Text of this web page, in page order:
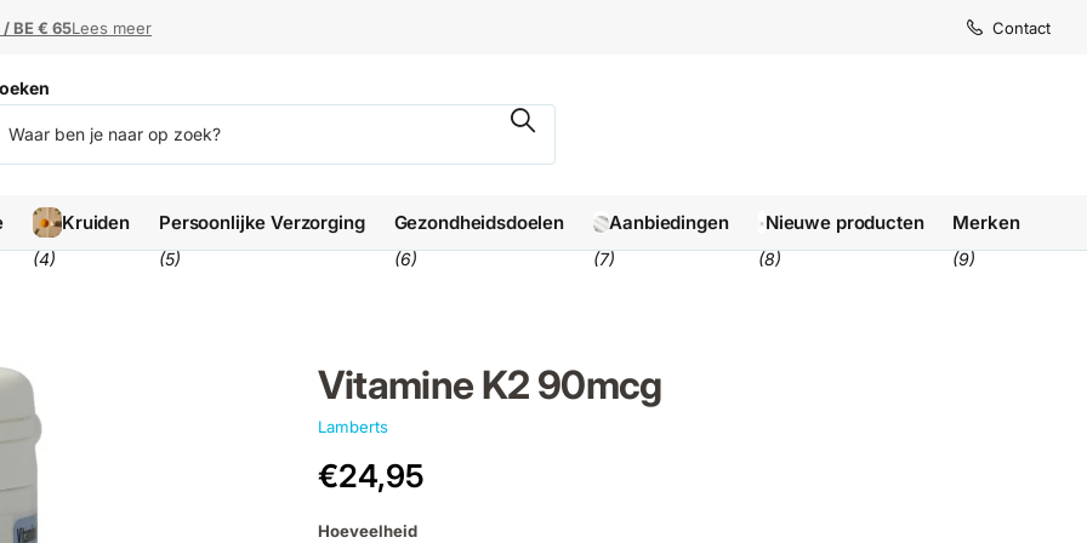
BE € 65Lees meer
BE € 65 Levertijd1-3
Levertijd1-3
Contact
Kruiden
(4)
Persoonlijke Verzorging
(5)
Gezondheidsdoelen
(6)
Aanbiedingen
(7)
Nieuwe producten
(8)
Merken
(9)
Vitamine K2 90mcg
Lamberts
€24,95
Hoeveelheid